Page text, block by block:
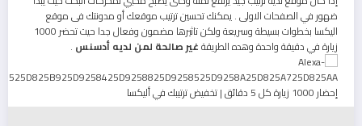
ضهور في الصفحات الاولى . يمكنك تحسين ترتيب موقعك أو مدونتك فى موقع
اليكسا بخطوات بسيطة وسريعة ولكن تاثيرها مضمون وفعال جدا حيت تحضر 1000
زيارة في دقيقة واحدة وهده الطريقةغير صالحة لمن لديه أدسنس .